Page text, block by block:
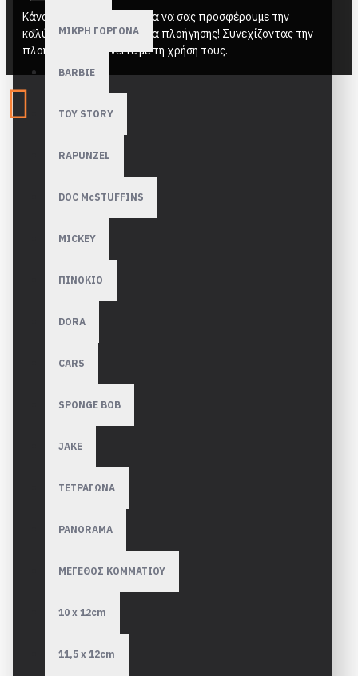
ΜΙΚΡΗ ΓΟΡΓΟΝΑ
BARBIE
TOY STORY
RAPUNZEL
DOC McSTUFFINS
MICKEY
ΠΙΝΟΚΙΟ
DORA
CARS
SPONGE BOB
JAKE
ΤΕΤΡΑΓΩΝΑ
PANORAMA
ΜΕΓΕΘΟΣ ΚΟΜΜΑΤΙΟΥ
10 x 12cm
11,5 x 12cm
Κάνουμε χρήση cookies για να σας προσφέρουμε την
καλύτερη δυνατή εμπειρία πλοήγησης! Συνεχίζοντας την
πλοήγηση συμφωνείτε με τη χρήση τους.